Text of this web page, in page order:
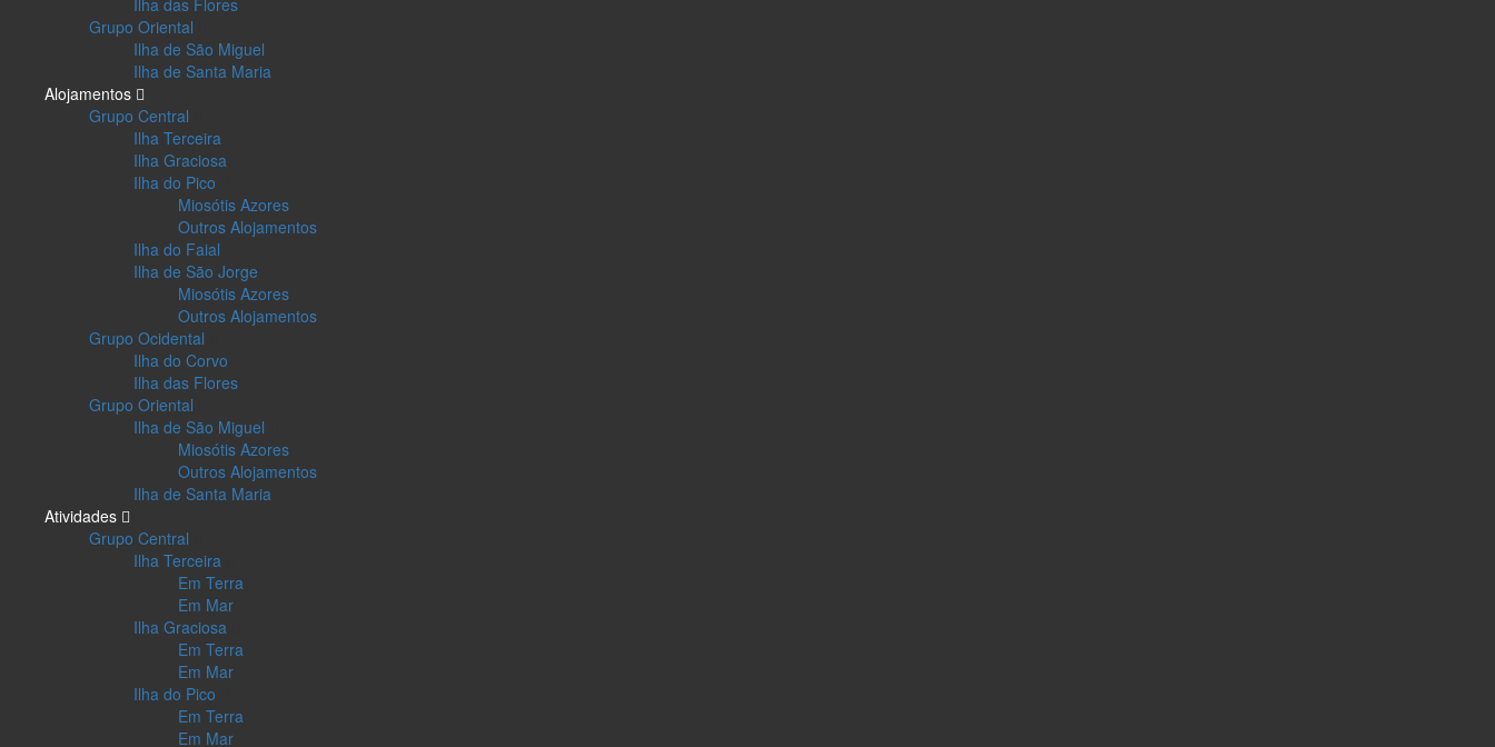
Ilha das Flores
Grupo Oriental
Ilha de São Miguel
Ilha de Santa Maria
Alojamentos
Grupo Central
Ilha Terceira
Ilha Graciosa
Ilha do Pico
Miosótis Azores
Outros Alojamentos
Ilha do Faial
Ilha de São Jorge
Miosótis Azores
Outros Alojamentos
Grupo Ocidental
Ilha do Corvo
Ilha das Flores
Grupo Oriental
Ilha de São Miguel
Miosótis Azores
Outros Alojamentos
Ilha de Santa Maria
Atividades
Grupo Central
Ilha Terceira
Em Terra
Em Mar
Ilha Graciosa
Em Terra
Em Mar
Ilha do Pico
Em Terra
Em Mar